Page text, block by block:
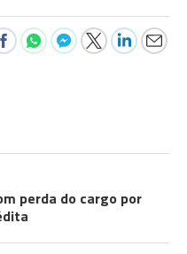
perda do cargo por